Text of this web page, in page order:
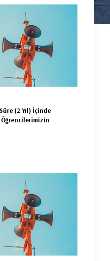
(2 Yıl) İçinde
Öğrencilerimizin